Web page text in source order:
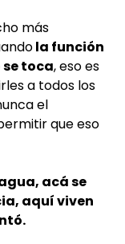
más
la función
se toca, eso es
a todos los
el
que eso
acá se
aquí viven